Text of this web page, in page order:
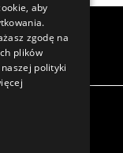
aby
zgodę na
plików
polityki